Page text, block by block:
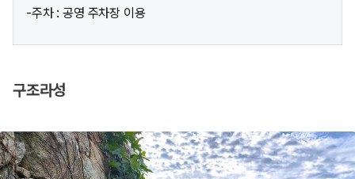
-주차 : 공영 주차장 이용
구조라성​